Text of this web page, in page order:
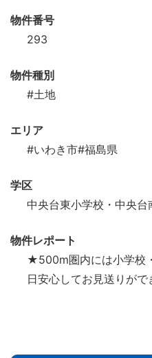
物件番号
293
物件種別
#土地
エリア
#いわき市#福島県
学区
中央台東小学校・中央台
物件レポート
★500m圏内には小学校
日安心してお見送りがで